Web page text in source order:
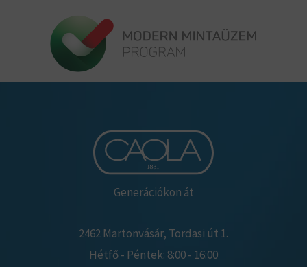
Generációkon át
2462 Martonvásár, Tordasi út 1.
Hétfő - Péntek: 8:00 - 16:00